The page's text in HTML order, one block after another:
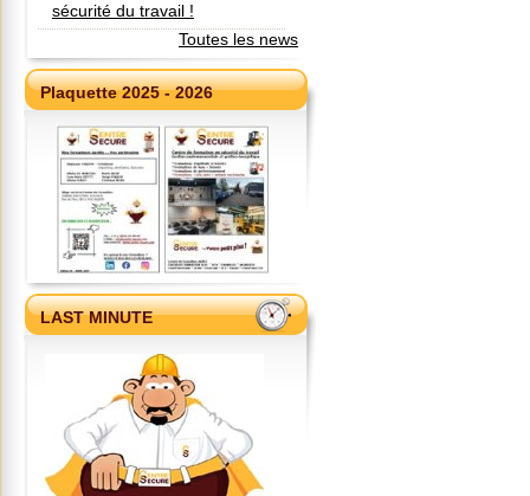
sécurité du travail !
Toutes les news
Plaquette 2025 - 2026
LAST MINUTE